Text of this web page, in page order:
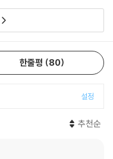
한 자손을 낳듯이 부엔디아
배를 통하여 점점 우생학적으
분에 으르러, 이모와 조카 사
계를 맺어 마침내 돼지 꼬리
를 낳음으로써, 5대에 걸친
다는 것은, 호세 아르카디오
데에서 오직 일부만을 되풀
한줄평 80
설정
추천순